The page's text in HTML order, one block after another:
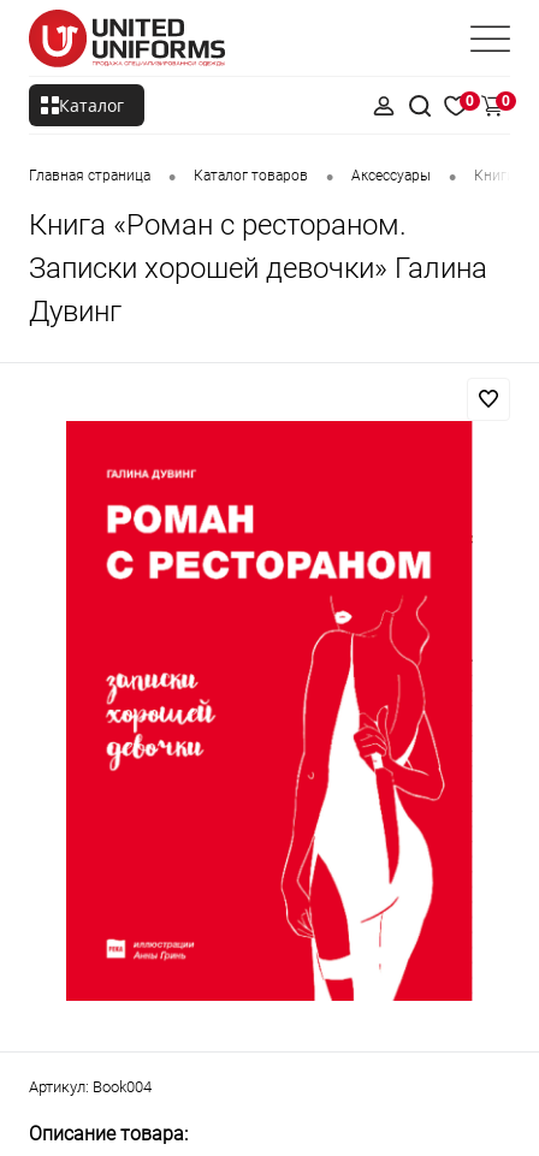
Каталог 0 0
Главная страница • Каталог товаров • Аксессуары • Книги и
Книга «Роман с рестораном.
Записки хорошей девочки» Галина
Дувинг
Артикул: Book004
Описание товара: